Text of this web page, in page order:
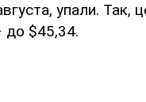
упали. Так,
до $45,34.